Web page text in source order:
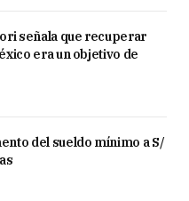
señala que recuperar
era un objetivo de
del sueldo mínimo a S/